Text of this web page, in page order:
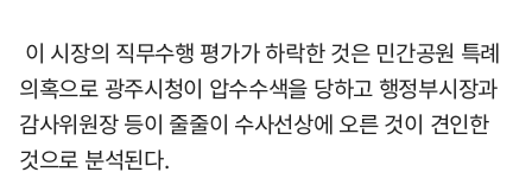
이 시장의 직무수행 평가가 하락한 것은 민간공원 특례
의혹으로 광주시청이 압수수색을 당하고 행정부시장과
감사위원장 등이 줄줄이 수사선상에 오른 것이 견인한
것으로 분석된다.